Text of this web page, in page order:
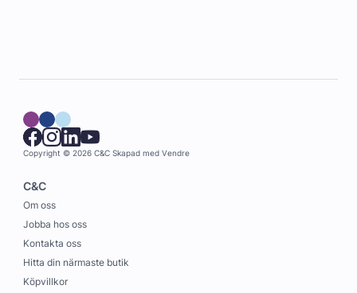
Copyright © 2026 C&C Skapad med Vendre
C&C
Om oss
Jobba hos oss
Kontakta oss
Hitta din närmaste butik
Köpvillkor